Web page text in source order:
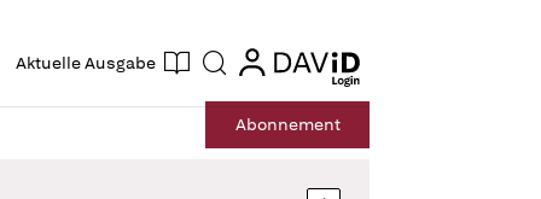
Aktuelle Ausgabe Suche login
login
Abonnement